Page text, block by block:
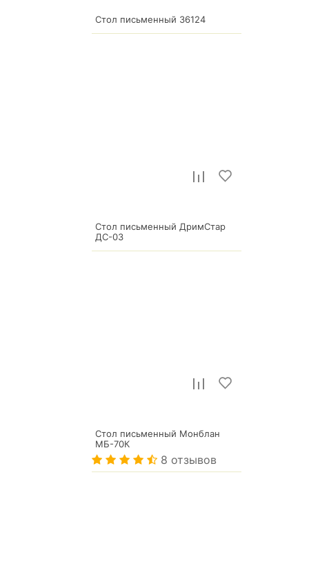
Стол письменный 36124
10 534 р.
Стол письменный ДримСтар
ДС-03
30 118
Стол письменный Монблан
МБ-70К
8 отзывов
33 937 р.